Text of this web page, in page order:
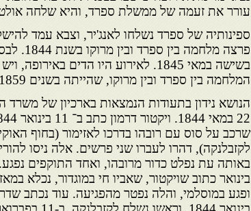
עורר את זעמה של ממשלת ספרד, והיא שלחה
פרצה
בשישה במאי 1845. לאירוע היו הדים
המלחמה בין ספרד ובין מרוקו, שהייתה בשנים 1859 – 1860.
לקזבלנקה), דהרו לעברו שני פרשים. אלה ניסו
בינואר כתוב שויקטור, שאביו חי במוגדור, נכלא